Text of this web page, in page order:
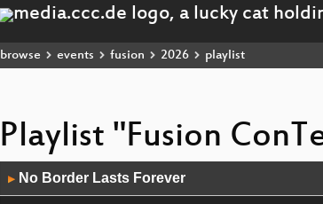
browse events fusion 2026 playlist
Playlist "Fusion
Player
▶ No Border Lasts Forever